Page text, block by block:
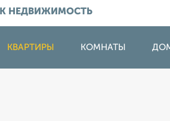
НЕДВИЖИМОСТЬ
КВАРТИРЫ КОМНАТЫ